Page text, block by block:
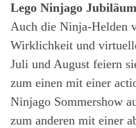
Lego Ninjago
Auch die Ninja-Helden
Wirklichkeit und
Juli und August feiern
zum einen mit einer
Ninjago Sommershow
zum anderen mit einer